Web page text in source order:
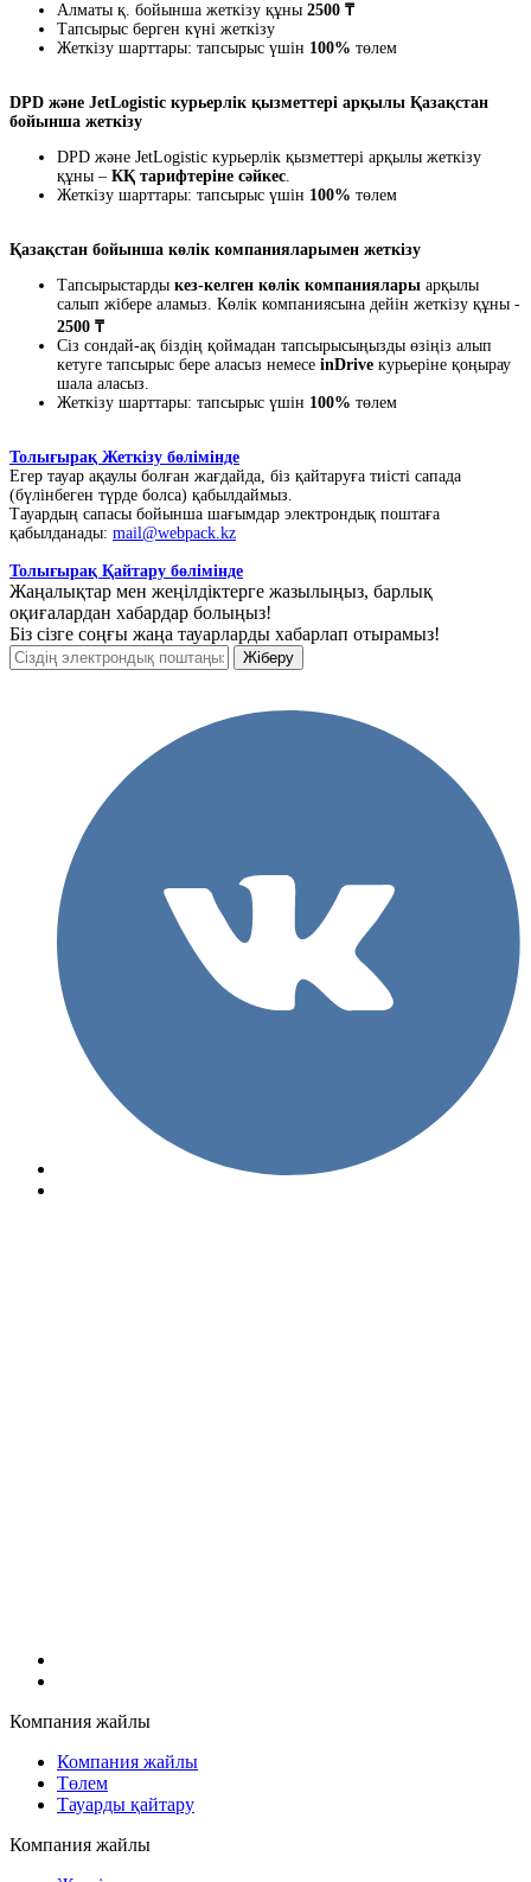
Алматы қ. бойынша жеткізу құны 2500 ₸
Тапсырыс берген күні жеткізу
Жеткізу шарттары: тапсырыс үшін 100% төлем
DPD және JetLogistic курьерлік қызметтері арқылы Қазақстан
бойынша жеткізу
DPD және JetLogistic курьерлік қызметтері арқылы жеткізу
құны – КҚ тарифтеріне сәйкес.
Жеткізу шарттары: тапсырыс үшін 100% төлем
Қазақстан бойынша көлік компанияларымен жеткізу
Тапсырыстарды кез-келген көлік компаниялары арқылы
салып жібере аламыз. Көлік компаниясына дейін жеткізу құны -
2500 ₸
Сіз сондай-ақ біздің қоймадан тапсырысыңызды өзіңіз алып
кетуге тапсырыс бере аласыз немесе inDrive курьеріне қоңырау
шала аласыз.
Жеткізу шарттары: тапсырыс үшін 100% төлем
Толығырақ Жеткізу бөлімінде
Егер тауар ақаулы болған жағдайда, біз қайтаруға тиісті сапада
(бүлінбеген түрде болса) қабылдаймыз.
Тауардың сапасы бойынша шағымдар электрондық поштаға
қабылданады: mail@webpack.kz
Толығырақ Қайтару бөлімінде
Жаңалықтар мен жеңілдіктерге жазылыңыз, барлық
оқиғалардан хабардар болыңыз!
Біз сізге соңғы жаңа тауарларды хабарлап отырамыз!
Компания жайлы
Компания жайлы
Төлем
Тауарды қайтару
Компания жайлы